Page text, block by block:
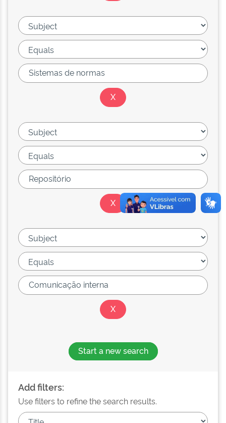
Start a new search
Add filters:
Use filters to refine the search results.